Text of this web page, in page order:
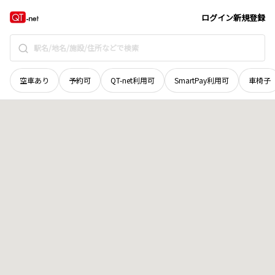
ログイン新規登録
空車あり 予約可 QT-net利用可 SmartPay利用可 車椅子
北海道